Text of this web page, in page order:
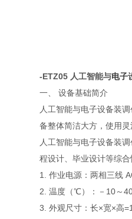
-ETZ05 人工智能与电子
一、 设备基础简介
人工智能与电子设备装
备整体简洁大方，使用灵
人工智能与电子设备装
程设计、毕业设计等综合
1. 作业电源：两相三线
2. 温度（℃）：－10～
3. 外观尺寸：长×宽×高